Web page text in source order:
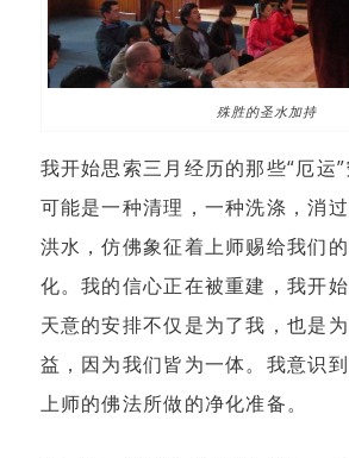
殊胜的圣水加持
我开始思索三月经历的那些“厄运”
可能是一种清理，一种洗涤，消
洪水，仿佛象征着上师赐给我们
化。我的信心正在被重建，我开
天意的安排不仅是为了我，也是
益，因为我们皆为一体。我意识
上师的佛法所做的净化准备。